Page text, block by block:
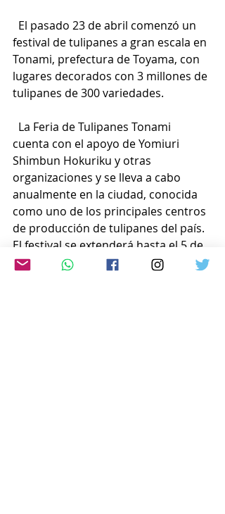
El pasado 23 de abril comenzó un
festival de tulipanes a gran escala en
Tonami, prefectura de Toyama, con
lugares decorados con 3 millones de
tulipanes de 300 variedades.
La Feria de Tulipanes Tonami
cuenta con el apoyo de Yomiuri
Shimbun Hokuriku y otras
organizaciones y se lleva a cabo
anualmente en la ciudad, conocida
como uno de los principales centros
de producción de tulipanes del país.
El festival se extenderá hasta el 5 de
mayo.